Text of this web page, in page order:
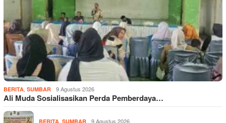
BERITA SUMBAR 9 Agustus 2026
Ali Muda Sosialisasikan Perda Pemberdaya…
BERITA SUMBAR 9 Agustus 2026